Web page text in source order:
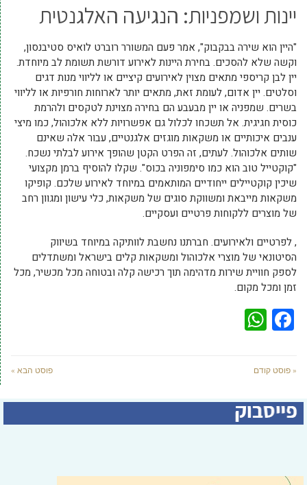
יינות ושמפניות: הנגיעה האלגנטית
"היין הוא שירה בבקבוק", אמר פעם המשורר רוברט לואיס סטיבנסון,
וקשה שלא להסכים. בחירת היינות לאירוע דורשת תשומת לב מיוחדת.
יין לבן קריספי מתאים מצוין לאירועים קיציים או לליווי מנות דגים
וסלטים. יין אדום, לעומת זאת, מתאים יותר לארוחות חורפיות או לליווי
בשרים. שמפניה או יין מבעבע הם בחירה מצוינת לטקסים ולהרמת
כוסית חגיגית. אל תשכחו לכלול גם אפשרויות ללא אלכוהול, כמו מיצי
ענבים איכותיים או משקאות מוגזים אלגנטיים, עבור אלה שאינם
שותים אלכוהול. לעתים, זה הפרט הקטן שהופך אירוע לבלתי נשכח.
"קוקטייל טוב הוא כמו סימפוניה בכוס". שקלו להוסיף ברמן מקצועי
שיכין קוקטיילים ייחודיים המותאמים במיוחד לאירוע שלכם. קופיקו
משקאות מייבאת ומשווקת סוגים של משקאות, כלי עישון ומגוון רחב
של מוצרים ללקוחות פרטיים ועסקיים.
, לפרטיים ולאירועים. חברתנו נחשבת לוותיקה במיוחד בשיווק
הסיטונאי של מוצרי אלכוהול ומשקאות קלים בישראל ומשתדלים
לספק חוויית שירות מדהימה תוך רכישה קלה ובטוחה מכל מכשיר, מכל
זמן ומכל מקום.
Facebook
« פוסט קודם פוסט הבא »